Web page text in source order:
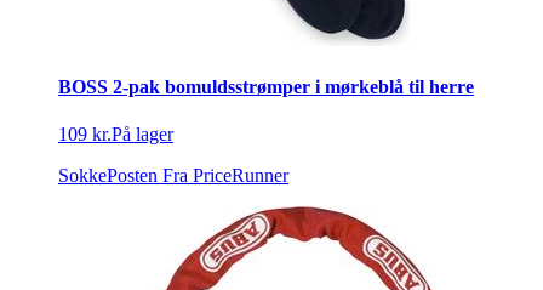
BOSS 2-pak bomuldsstrømper i mørkeblå til herre
109 kr.På lager
SokkePosten Fra PriceRunner